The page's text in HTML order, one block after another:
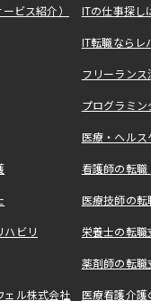
ビス紹介） ITの仕事探
IT転職なら
フリーラン
プログラミ
医療・ヘル
看護師の転
医療技師の
ハビリ 栄養士の転
薬剤師の転
ェル株式会社 医療看護介